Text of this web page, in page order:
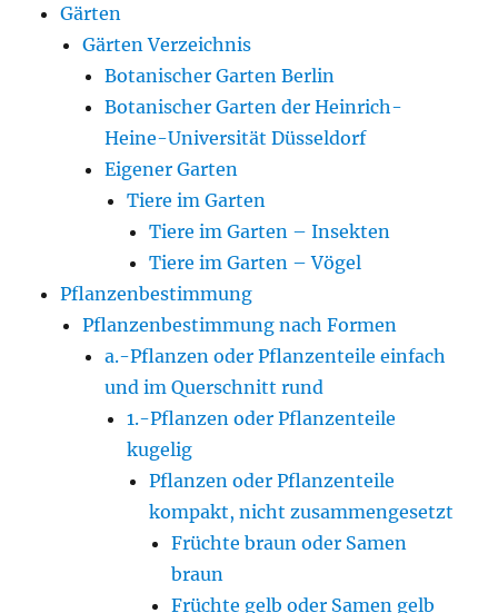
Gärten
Gärten Verzeichnis
Botanischer Garten Berlin
Botanischer Garten der Heinrich-
Heine-Universität Düsseldorf
Eigener Garten
Tiere im Garten
Tiere im Garten – Insekten
Tiere im Garten – Vögel
Pflanzenbestimmung
Pflanzenbestimmung nach Formen
a.-Pflanzen oder Pflanzenteile einfach
und im Querschnitt rund
1.-Pflanzen oder Pflanzenteile
kugelig
Pflanzen oder Pflanzenteile
kompakt, nicht zusammengesetzt
Früchte braun oder Samen
braun
Früchte gelb oder Samen gelb